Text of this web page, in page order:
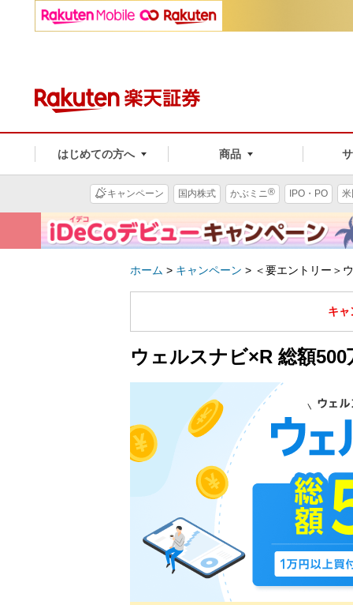
はじめての方へ 商品
キャンペーン 国内株式 かぶミニ® IPO・PO
ホーム > キャンペーン > ＜要エントリー＞
キャ
ウェルスナビ×R 総額